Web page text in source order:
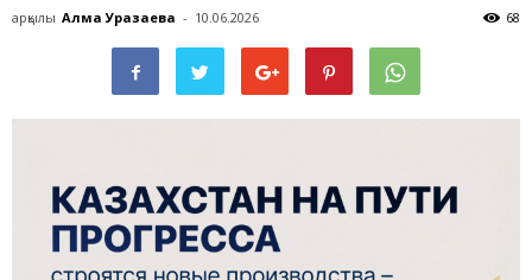
арқылы Алма Уразаева - 10.06.2026 68